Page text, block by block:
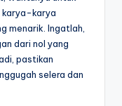
karya-karya
menarik. Ingatlah,
dari nol yang
pastikan
selera dan